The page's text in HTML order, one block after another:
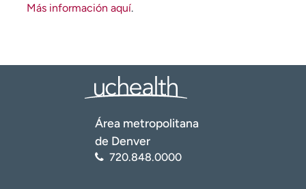
Más información aquí.
Área metropolitana
de Denver
720.848.0000